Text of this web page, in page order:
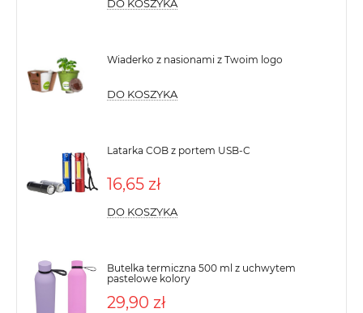
DO KOSZYKA
Wiaderko z nasionami z Twoim logo
DO KOSZYKA
Latarka COB z portem USB-C
16,65 zł
DO KOSZYKA
Butelka termiczna 500 ml z uchwytem
pastelowe kolory
29,90 zł